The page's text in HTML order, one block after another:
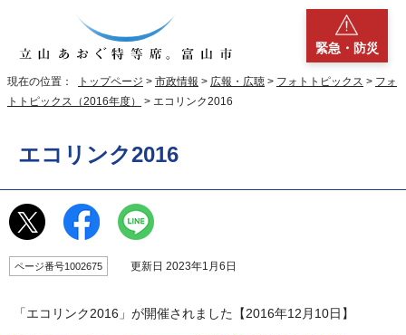
緊急・防災
現在の位置： トップページ > 市政情報 > 広報・広聴 > フォトトピックス > フォ
トトピックス（2016年度）
> エコリンク2016
エコリンク2016
ページ番号1002675 更新日 2023年1月6日
「エコリンク2016」が開催されました【2016年12月10日】